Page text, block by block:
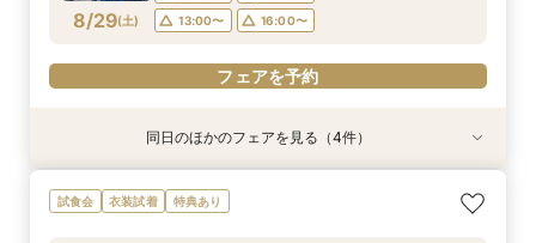
フェアを予約
フェアを予約
フェアを予約
フェアを予約
8/29(土)
13:00〜
16:00〜
フェアを予約
衣装試着 特典あり
【ドレス重視オススメ◎】人気ドレス２５万円
OFF*来館特典×無料試食付
特典あり
【少人数婚応援】来館でヘアコスメ＆1万円ギフ
トGET！特典・試食フェア
衣装試着 特典あり
卒花オススメ◎英国伝統の大聖堂チャペル*最大
150万円割引×来館特典ギフト券１万円
衣装試着 特典あり
【ペット婚人気NO.1】愛犬と誓うリングドッグ演
出×豪華試食フェア*最大15大特典付き
同日のほかのフェアを見る（4件）
試食会 衣装試着 特典あり